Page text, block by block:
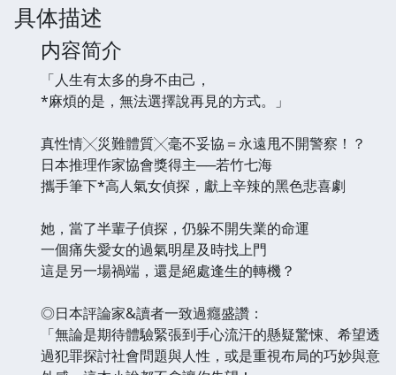
具体描述
内容简介
「人生有太多的身不由己，
*麻煩的是，無法選擇說再見的方式。」
真性情╳災難體質╳毫不妥協＝永遠甩不開警察！？
日本推理作家協會獎得主──若竹七海
攜手筆下*高人氣女偵探，獻上辛辣的黑色悲喜劇
她，當了半輩子偵探，仍躲不開失業的命運
一個痛失愛女的過氣明星及時找上門
這是另一場禍端，還是絕處逢生的轉機？
◎日本評論家&讀者一致過癮盛讚：
「無論是期待體驗緊張到手心流汗的懸疑驚悚、希望透
過犯罪探討社會問題與人性，或是重視布局的巧妙與意